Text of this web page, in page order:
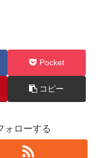
Pocket
コピー
ォローする